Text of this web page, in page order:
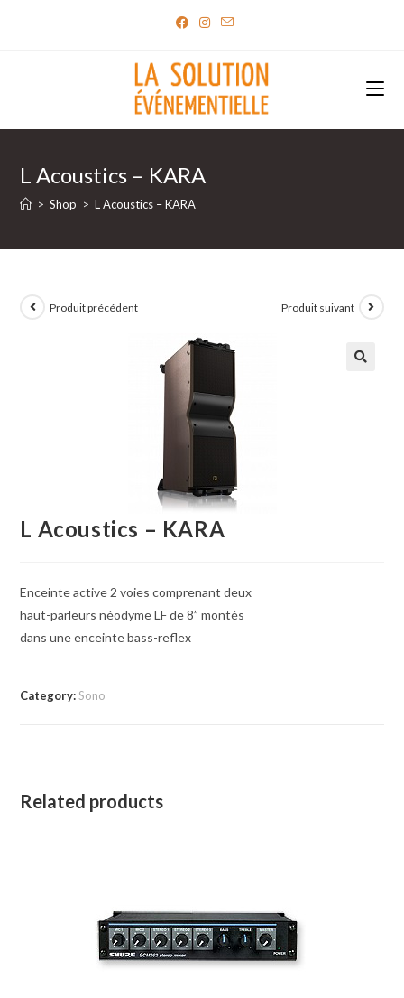
L Acoustics – KARA
> Shop > L Acoustics – KARA
Produit précédent Produit suivant
L Acoustics – KARA
Enceinte active 2 voies comprenant deux
haut-parleurs néodyme LF de 8” montés
dans une enceinte bass-reflex
Category:Sono
Related products